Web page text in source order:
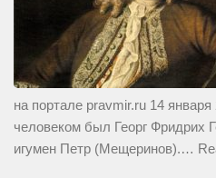
на портале pravmir.ru 14
человеком был Георг Фридрих
игумен Петр (Мещеринов).…